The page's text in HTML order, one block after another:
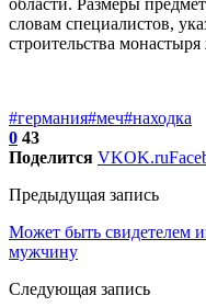
словам специалистов,
строительства
#германия#меч#находка
0 43
Поделится VKOK.ru
Предыдущая запись
Может быть свидетелем
мужчину
Следующая запись